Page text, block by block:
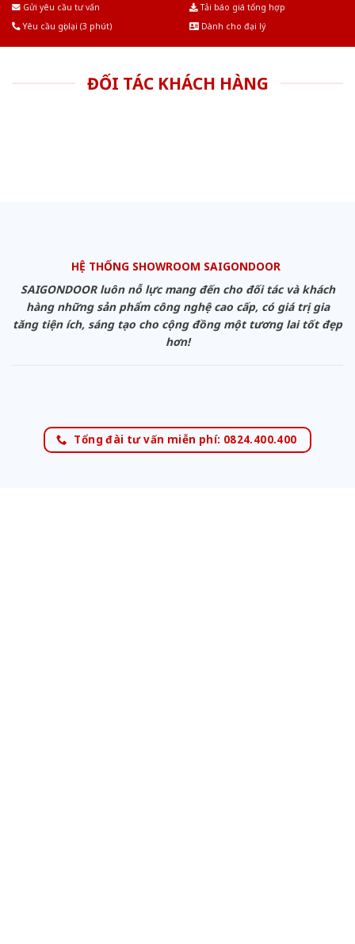
Gửi yêu cầu tư vấn
Tải báo giá tổng hợp
Yêu cầu gọi lại (3 phút)
Dành cho đại lý
ĐỐI TÁC KHÁCH HÀNG
HỆ THỐNG SHOWROOM SAIGONDOOR
SAIGONDOOR luôn nỗ lực mang đến cho đối tác và khách
hàng những sản phẩm công nghệ cao cấp, có giá trị gia
tăng tiện ích, sáng tạo cho cộng đồng một tương lai tốt đẹp
hơn!
Tổng đài tư vấn miễn phí: 0824.400.400